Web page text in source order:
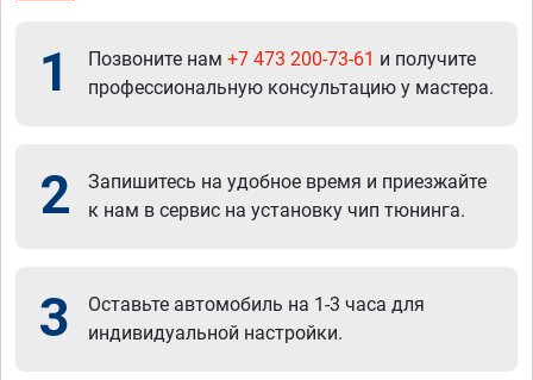
1 Позвоните нам +7 473 200-73-61 и получите
профессиональную консультацию у мастера.
2
Запишитесь на удобное время и приезжайте
к нам в сервис на установку чип тюнинга.
3
Оставьте автомобиль на 1-3 часа для
индивидуальной настройки.